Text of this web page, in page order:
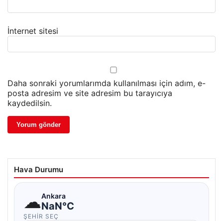
İnternet sitesi
Daha sonraki yorumlarımda kullanılması için adım, e-
posta adresim ve site adresim bu tarayıcıya
kaydedilsin.
Hava Durumu
☁Ankara
NaN°C
ŞEHIR SEÇ